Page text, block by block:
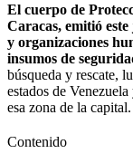
El cuerpo de
Caracas, emitió
y organizaciones
insumos de
búsqueda y rescate,
estados de
esa zona de la capital.
Contenido